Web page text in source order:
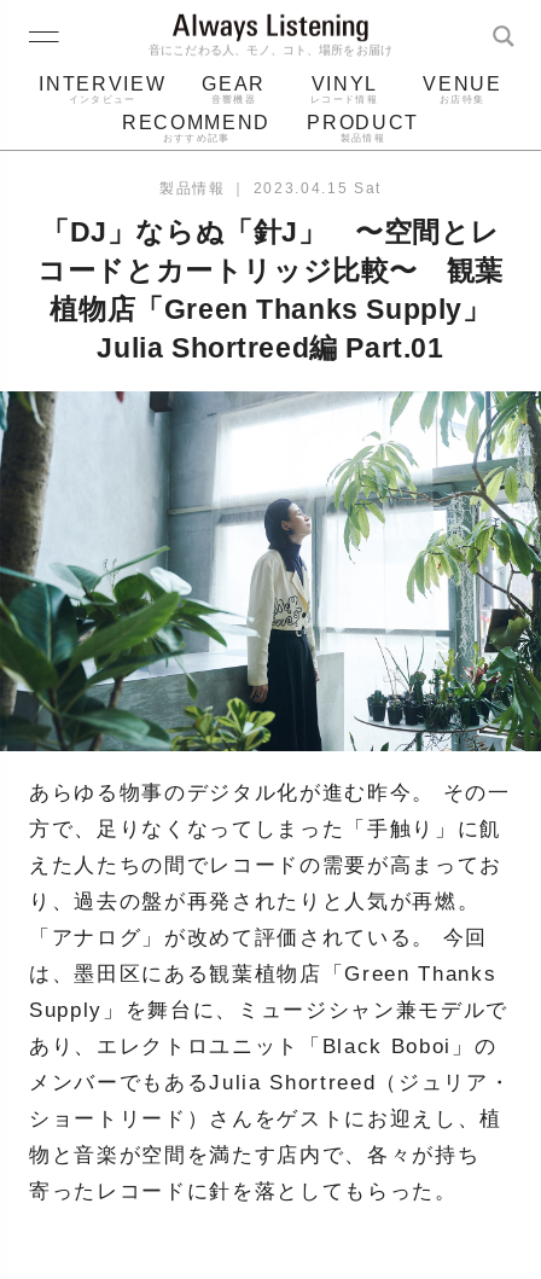
音にこだわる人、モノ、コト、場所をお届け
INTERVIEW
インタビュー
GEAR
音響機器
VINYL
レコード情報
VENUE
お店特集
RECOMMEND
おすすめ記事
PRODUCT
製品情報
bluetooth アルバム
レコード針
製品情報 ｜ 2023.04.15 Sat
「DJ」ならぬ「針J」 〜空間とレ
コードとカートリッジ比較〜 観葉
植物店「Green Thanks Supply」
Julia Shortreed編 Part.01
あらゆる物事のデジタル化が進む昨今。 その一
方で、足りなくなってしまった「手触り」に飢
えた人たちの間でレコードの需要が高まってお
り、過去の盤が再発されたりと人気が再燃。
「アナログ」が改めて評価されている。 今回
は、墨田区にある観葉植物店「Green Thanks
Supply」を舞台に、ミュージシャン兼モデルで
あり、エレクトロユニット「Black Boboi」の
メンバーでもあるJulia Shortreed（ジュリア・
ショートリード）さんをゲストにお迎えし、植
物と音楽が空間を満たす店内で、各々が持ち
寄ったレコードに針を落としてもらった。